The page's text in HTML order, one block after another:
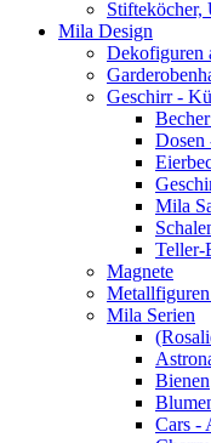
Stifteköcher,
Mila Design
Dekofiguren
Geschirr -
Dosen
Mila
Teller-
Magnete
Mila Serien
Bienen
Cars -